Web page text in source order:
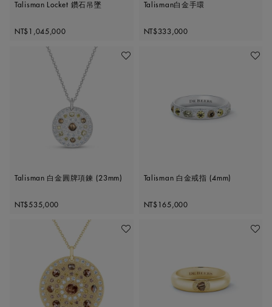
Talisman Locket 鑽石吊墜
Original price
NT$1,045,000
Talisman白金手環
Original price
NT$333,000
加入喜愛清單
Talisman 白金圓牌項鍊 (23mm)
Original price
NT$535,000
加入喜
Talisman 白金戒指 (4mm)
Original price
NT$165,000
加入喜愛清單 加入喜